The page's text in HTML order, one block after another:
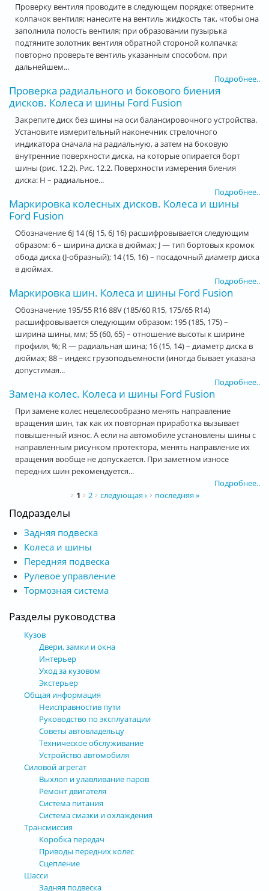
Проверку вентиля проводите в следующем порядке: отверните
колпачок вентиля; нанесите на вентиль жидкость так, чтобы она
заполнила полость вентиля; при образовании пузырька
подтяните золотник вентиля обратной стороной колпачка;
повторно проверьте вентиль указанным способом, при
дальнейшем...
Подробнее..
Проверка радиального и бокового биения
дисков. Колеса и шины Ford Fusion
Закрепите диск без шины на оси балансировочного устройства.
Установите измерительный наконечник стрелочного
индикатора сначала на радиальную, а затем на боковую
внутренние поверхности диска, на которые опирается борт
шины (рис. 12.2). Рис. 12.2. Поверхности измерения биения
диска: Н – радиальное...
Подробнее..
Маркировка колесных дисков. Колеса и шины
Ford Fusion
Обозначение 6J 14 (6J 15, 6J 16) расшифровывается следующим
образом: 6 – ширина диска в дюймах; J — тип бортовых кромок
обода диска (J-образный); 14 (15, 16) – посадочный диаметр диска
в дюймах.
Подробнее..
Маркировка шин. Колеса и шины Ford Fusion
Обозначение 195/55 R16 88V (185/60 R15, 175/65 R14)
расшифровывается следующим образом: 195 (185, 175) –
ширина шины, мм; 55 (60, 65) – отношение высоты к ширине
профиля, %; R — радиальная шина; 16 (15, 14) – диаметр диска в
дюймах; 88 – индекс грузоподъемности (иногда бывает указана
допустимая...
Подробнее..
Замена колес. Колеса и шины Ford Fusion
При замене колес нецелесообразно менять направление
вращения шин, так как их повторная приработка вызывает
повышенный износ. А если на автомобиле установлены шины с
направленным рисунком протектора, менять направление их
вращения вообще не допускается. При заметном износе
передних шин рекомендуется...
Подробнее..
1 2 следующая › последняя »
Подразделы
Задняя подвеска
Колеса и шины
Передняя подвеска
Рулевое управление
Тормозная система
Разделы руководства
Кузов
Двери, замки и окна
Интерьер
Уход за кузовом
Экстерьер
Общая информация
Неисправностив пути
Руководство по эксплуатации
Советы автовладельцу
Техническое обслуживание
Устройство автомобиля
Силовой агрегат
Выхлоп и улавливание паров
Ремонт двигателя
Система питания
Система смазки и охлаждения
Трансмиссия
Коробка передач
Приводы передних колес
Сцепление
Шасси
Задняя подвеска